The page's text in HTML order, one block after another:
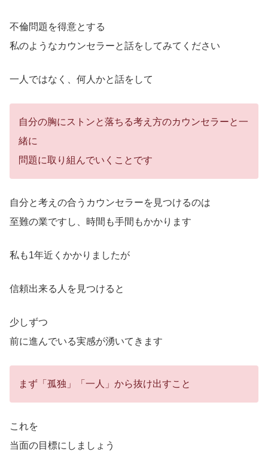
不倫問題を得意とする
私のようなカウンセラーと話をしてみてください
一人ではなく、何人かと話をして
自分の胸にストンと落ちる考え方のカウンセラーと一
緒に
問題に取り組んでいくことです
自分と考えの合うカウンセラーを見つけるのは
至難の業ですし、時間も手間もかかります
私も1年近くかかりましたが
信頼出来る人を見つけると
少しずつ
前に進んでいる実感が湧いてきます
まず「孤独」「一人」から抜け出すこと
これを
当面の目標にしましょう